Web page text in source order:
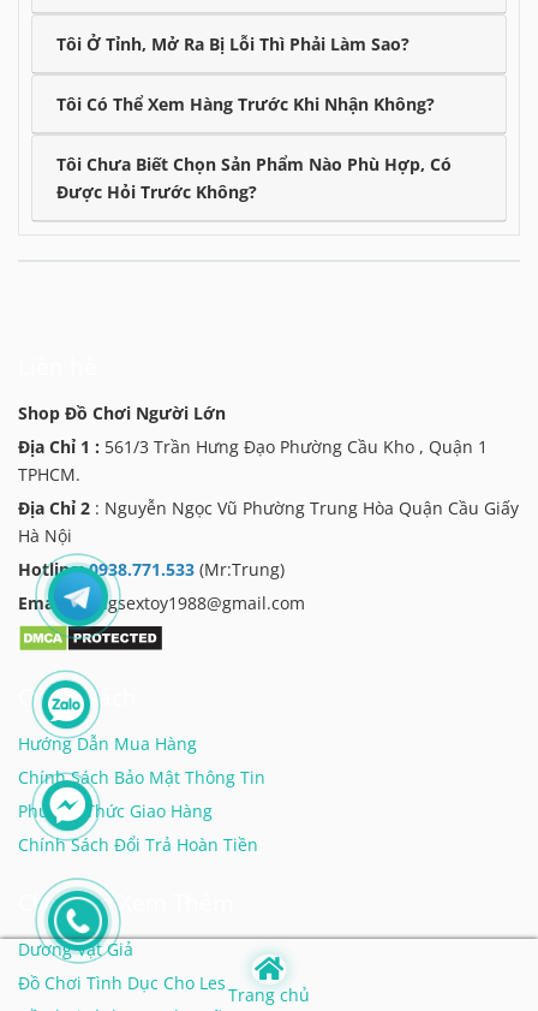
Tôi Ở Tỉnh, Mở Ra Bị Lỗi Thì Phải Làm Sao?
Tôi Có Thể Xem Hàng Trước Khi Nhận Không?
Tôi Chưa Biết Chọn Sản Phẩm Nào Phù Hợp, Có
Được Hỏi Trước Không?
Shop Đồ Chơi Người Lớn
Địa Chỉ 1 : 561/3 Trần Hưng Đạo Phường Cầu Kho , Quận 1
TPHCM.
Địa Chỉ 2 : Nguyễn Ngọc Vũ Phường Trung Hòa Quận Cầu Giấy
Hà Nội
Hotline: 0938.771.533 (Mr:Trung)
Email:trungsextoy1988@gmail.com
Chính sách
Hướng Dẫn Mua Hàng
Chính Sách Bảo Mật Thông Tin
Phương Thức Giao Hàng
Chính Sách Đổi Trả Hoàn Tiền
Click Vào Xem Thêm
Dương Vật Giả
Đồ Chơi Tình Dục Cho Les
Trang chủ